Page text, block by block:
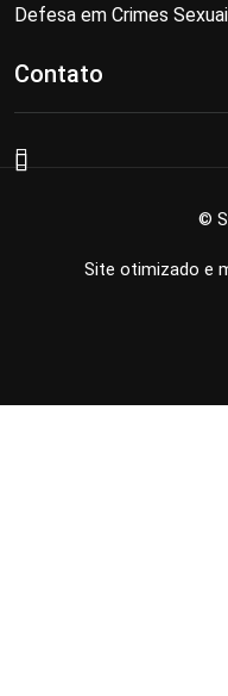
Defesa em Crimes
Contato
©
Site otimizado e